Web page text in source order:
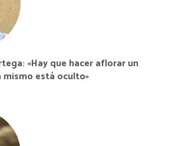
«Hay que hacer aflorar un
está oculto»